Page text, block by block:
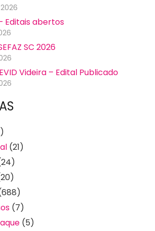
Editais abertos
SC 2026
Videira – Edital Publicado
(21)
(7)
(5)